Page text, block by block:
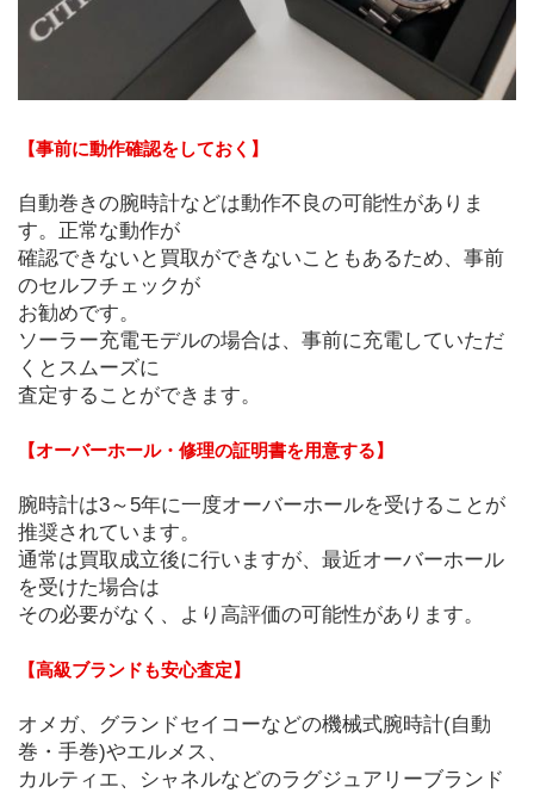
【事前に動作確認をしておく】
自動巻きの腕時計などは動作不良の可能性がありま
す。正常な動作が
確認できないと買取ができないこともあるため、事前
のセルフチェックが
お勧めです。
ソーラー充電モデルの場合は、事前に充電していただ
くとスムーズに
査定することができます。
【オーバーホール・修理の証明書を用意する】
腕時計は3～5年に一度オーバーホールを受けることが
推奨されています。
通常は買取成立後に行いますが、最近オーバーホール
を受けた場合は
その必要がなく、より高評価の可能性があります。
【高級ブランドも安心査定】
オメガ、グランドセイコーなどの機械式腕時計(自動
巻・手巻)やエルメス、
カルティエ、シャネルなどのラグジュアリーブランド